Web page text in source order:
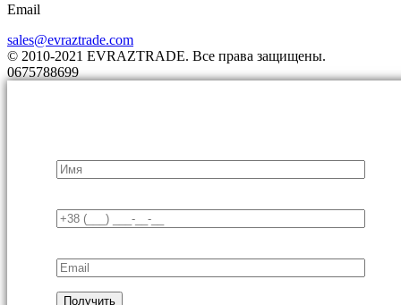
Email
sales@evraztrade.com
© 2010-2021 EVRAZTRADE. Все права защищены.
0675788699